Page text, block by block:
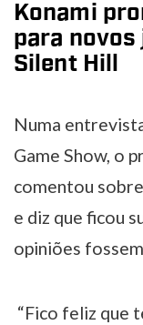
Konami
para
Silent Hill
Numa
Game Show, o
comentou
e diz que ficou
opiniões
“Fico feliz que